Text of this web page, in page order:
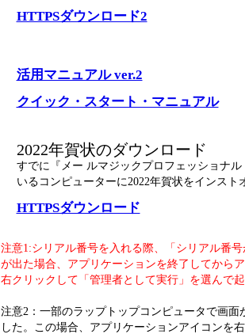
HTTPSダウンロード2
活用マニュアル ver.2
クイック・スタート・マニュアル
2022年賀状のダウンロード
すでに『メー ルマジックプロフェッショナ
いるコンピューターに2022年賀状をインスト
HTTPSダウンロード
注意1:シリアル番号を入れる際、「シリアル番
が出た場合、アプリケーションを終了してから
右クリックして「管理者として実行」を選んで
注意2：一部のラップトップコンピュータで画面
した。この場合、アプリケーションアイコンを